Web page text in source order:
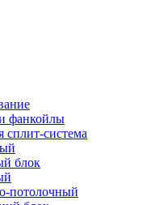
фанкойлы
сплит-система
блок
потолочный